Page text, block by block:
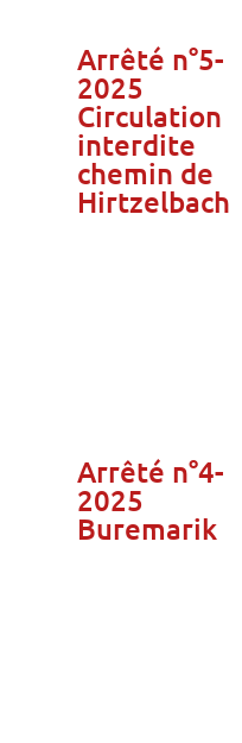
Arrêté n°5-
2025
Circulation
interdite
chemin de
Hirtzelbach
Arrêté n°4-
2025
Buremarik